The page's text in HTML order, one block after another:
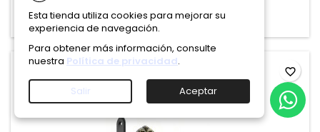
En stock
favorite_border
Esta tienda utiliza cookies para mejorar su
experiencia de navegación.
Para obtener más información, consulte
nuestra Política de privacidad.
Salir Aceptar